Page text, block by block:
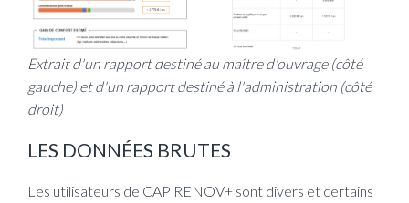
Extrait d'un rapport destiné au maître d'ouvrage (côté
gauche) et d'un rapport destiné à l'administration (côté
droit)
LES DONNÉES BRUTES
Les utilisateurs de CAP RENOV+ sont divers et certains